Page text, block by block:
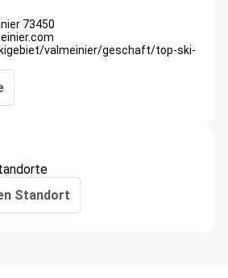
73450
valmeinier/geschaft/top-ski-
Standort